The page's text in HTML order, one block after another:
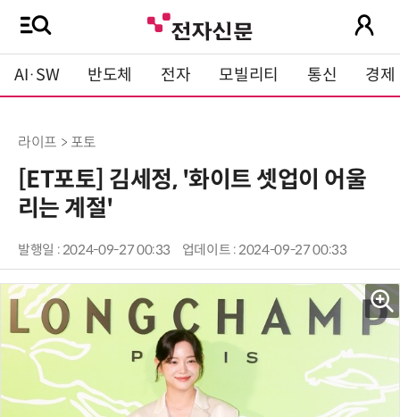
AI·SW 반도체 전자 모빌리티 통신 경제
라이프 > 포토
[ET포토] 김세정, '화이트 셋업이 어울
리는 계절'
발행일 : 2024-09-27 00:33 업데이트 : 2024-09-27 00:33